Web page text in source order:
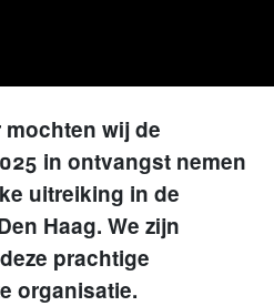
wij de
in ontvangst nemen
uitreiking in de
Haag. We zijn
prachtige
organisatie.